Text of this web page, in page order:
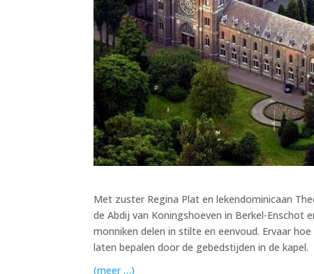
Met zuster Regina Plat en lekendominicaan
de Abdij van Koningshoeven in Berkel-Enschot
monniken delen in stilte en eenvoud. Ervaar
laten bepalen door de gebedstijden in de kapel.
(meer …)